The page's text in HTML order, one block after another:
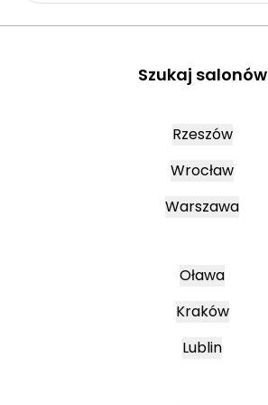
Szukaj salonów
Rzeszów
Wrocław
Warszawa
Oława
Kraków
Lublin